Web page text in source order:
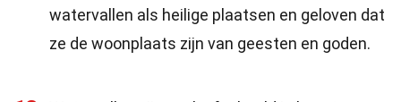
watervallen als heilige plaatsen en geloven dat
ze de woonplaats zijn van geesten en goden.